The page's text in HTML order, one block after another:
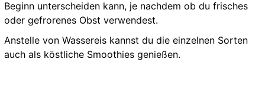
Beginn unterscheiden kann, je nachdem ob du frisches
oder gefrorenes Obst verwendest.
Anstelle von Wassereis kannst du die einzelnen Sorten
auch als köstliche Smoothies genießen.